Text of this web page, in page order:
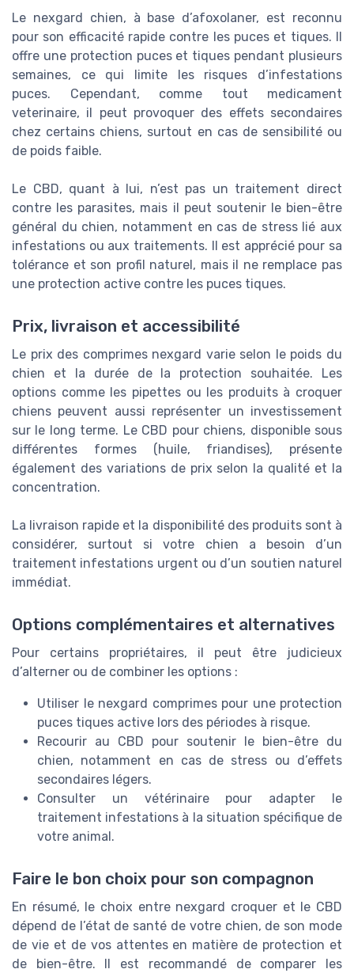
Le nexgard chien, à base d’afoxolaner, est reconnu
pour son efficacité rapide contre les puces et tiques. Il
offre une protection puces et tiques pendant plusieurs
semaines, ce qui limite les risques d’infestations
puces. Cependant, comme tout medicament
veterinaire, il peut provoquer des effets secondaires
chez certains chiens, surtout en cas de sensibilité ou
de poids faible.
Le CBD, quant à lui, n’est pas un traitement direct
contre les parasites, mais il peut soutenir le bien-être
général du chien, notamment en cas de stress lié aux
infestations ou aux traitements. Il est apprécié pour sa
tolérance et son profil naturel, mais il ne remplace pas
une protection active contre les puces tiques.
Prix, livraison et accessibilité
Le prix des comprimes nexgard varie selon le poids du
chien et la durée de la protection souhaitée. Les
options comme les pipettes ou les produits à croquer
chiens peuvent aussi représenter un investissement
sur le long terme. Le CBD pour chiens, disponible sous
différentes formes (huile, friandises), présente
également des variations de prix selon la qualité et la
concentration.
La livraison rapide et la disponibilité des produits sont à
considérer, surtout si votre chien a besoin d’un
traitement infestations urgent ou d’un soutien naturel
immédiat.
Options complémentaires et alternatives
Pour certains propriétaires, il peut être judicieux
d’alterner ou de combiner les options :
Utiliser le nexgard comprimes pour une protection
puces tiques active lors des périodes à risque.
Recourir au CBD pour soutenir le bien-être du
chien, notamment en cas de stress ou d’effets
secondaires légers.
Consulter un vétérinaire pour adapter le
traitement infestations à la situation spécifique de
votre animal.
Faire le bon choix pour son compagnon
En résumé, le choix entre nexgard croquer et le CBD
dépend de l’état de santé de votre chien, de son mode
de vie et de vos attentes en matière de protection et
de bien-être. Il est recommandé de comparer les